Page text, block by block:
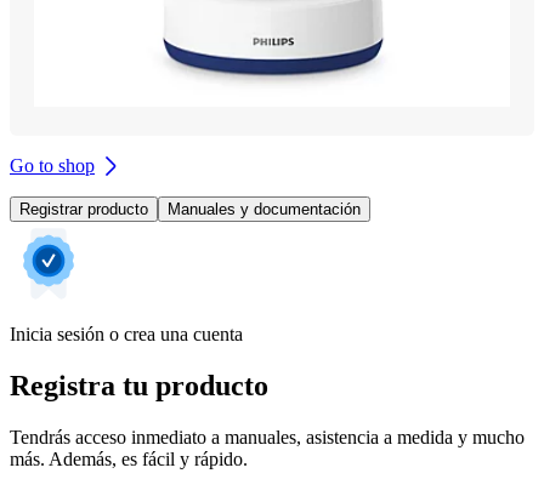
Go to shop
Registrar producto Manuales y documentación
Inicia sesión o crea una cuenta
Registra tu producto
Tendrás acceso inmediato a manuales, asistencia a medida y mucho
más. Además, es fácil y rápido.